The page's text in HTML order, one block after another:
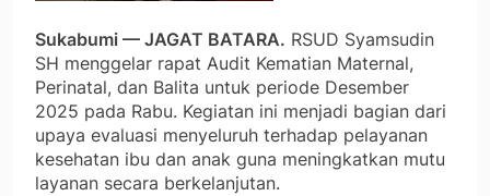
Sukabumi — JAGAT BATARA. RSUD Syamsudin
SH menggelar rapat Audit Kematian Maternal,
Perinatal, dan Balita untuk periode Desember
2025 pada Rabu. Kegiatan ini menjadi bagian dari
upaya evaluasi menyeluruh terhadap pelayanan
kesehatan ibu dan anak guna meningkatkan mutu
layanan secara berkelanjutan.